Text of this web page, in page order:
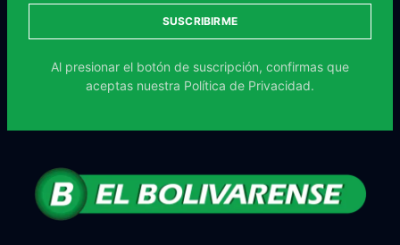
SUSCRIBIRME
Al presionar el botón de suscripción, confirmas que
aceptas nuestra Política de Privacidad.